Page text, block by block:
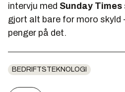
intervju med Sunday Times
gjort alt bare for moro skyld
penger på det.
BEDRIFTSTEKNOLOGI